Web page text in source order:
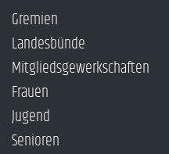
Gremien
Landesbünde
Mitgliedsgewerkschaften
Frauen
Jugend
Senioren